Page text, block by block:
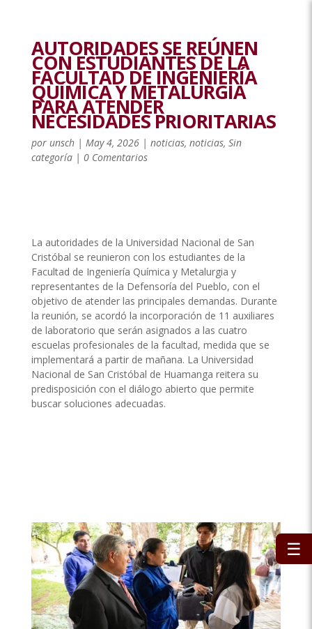
AUTORIDADES SE REÚNEN
CON ESTUDIANTES DE LA
FACULTAD DE INGENIERÍA
QUÍMICA Y METALURGIA
PARA ATENDER
NECESIDADES PRIORITARIAS
por unsch| May 4, 2026| noticias, noticias, Sin
categoría| 0 Comentarios
La autoridades de la Universidad Nacional de San
Cristóbal se reunieron con los estudiantes de la
Facultad de Ingeniería Química y Metalurgia y
representantes de la Defensoría del Pueblo, con el
objetivo de atender las principales demandas. Durante
la reunión, se acordó la incorporación de 11 auxiliares
de laboratorio que serán asignados a las cuatro
escuelas profesionales de la facultad, medida que se
implementará a partir de mañana. La Universidad
Nacional de San Cristóbal de Huamanga reitera su
predisposición con el diálogo abierto que permite
buscar soluciones adecuadas.
☰